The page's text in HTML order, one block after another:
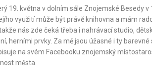
19. května v dolním sále Znojemské Besedy v
využití může být právě knihovna a mám
nás zde čeká třeba i nahrávací studio,
herními prvky. Za mě jsou úžasné i ty barevné
na svém Facebooku znojemský
města.